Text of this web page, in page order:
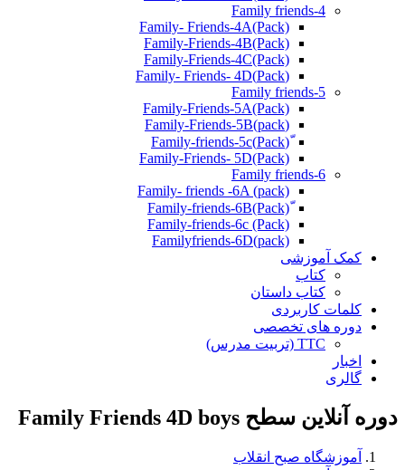
Family friends-4
Family- Friends-4A(Pack)
Family-Friends-4B(Pack)
Family-Friends-4C(Pack)
(Pack)Family- Friends- 4D
Family friends-5
Family-Friends-5A(Pack)
(pack)Family-Friends-5B
ّ(Pack)Family-friends-5c
Family-Friends- 5D(Pack)
Family friends-6
Family- friends -6A (pack)
Family-friends-6c (Pack)
Familyfriends-6D(pack)
کمک آموزشی
کتاب
کتاب داستان
کلمات کاربردی
دوره های تخصصی
TTC (تربیت مدرس)
اخبار
گالری
دوره آنلاین سطح Family Friends 4D boys
آموزشگاه صبح انقلاب